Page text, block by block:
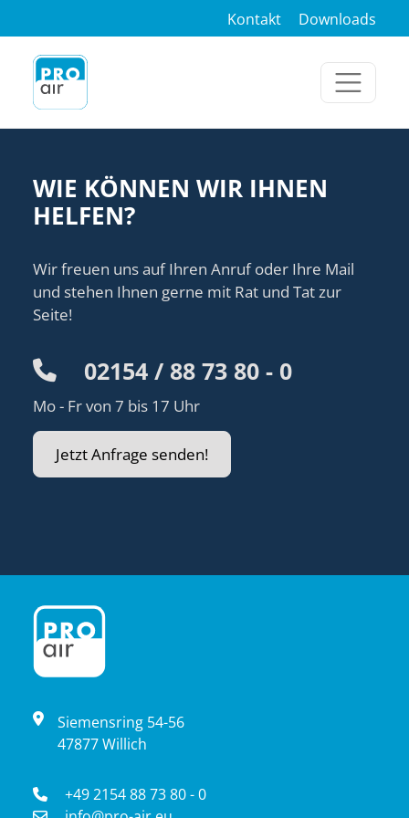
Kontakt Downloads
WIE KÖNNEN WIR IHNEN
HELFEN?
Wir freuen uns auf Ihren Anruf oder Ihre Mail
und stehen Ihnen gerne mit Rat und Tat zur
Seite!
02154 / 88 73 80 - 0
Mo - Fr von 7 bis 17 Uhr
Jetzt Anfrage senden!
Siemensring 54-56
47877 Willich
+49 2154 88 73 80 - 0